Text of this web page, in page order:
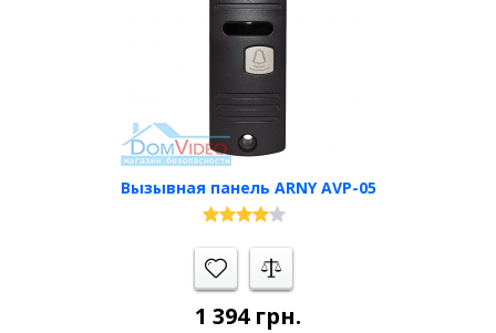
Вызывная панель ARNY AVP-05
1 394грн.